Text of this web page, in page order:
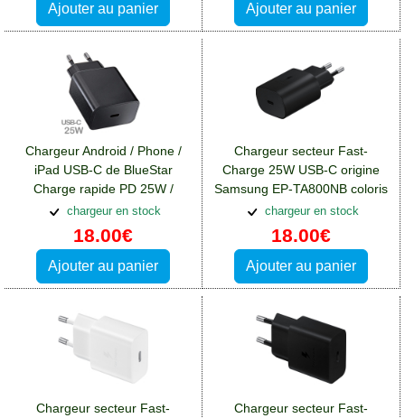
Ajouter au panier Ajouter au panier
Chargeur Android / Phone /
iPad USB-C de BlueStar
Charge rapide PD 25W /
3A:Chargeurs Blackberry
DTEK50
chargeur en stock
18.00€
Ajouter au panier
Chargeur secteur Fast-
Charge 25W USB-C origine
Samsung EP-TA800NB coloris
noir:Chargeurs Blackberry
DTEK50
chargeur en stock
18.00€
Ajouter au panier
Chargeur secteur Fast-
Chargeur secteur Fast-